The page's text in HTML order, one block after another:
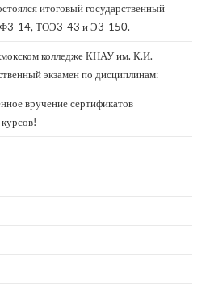
итоговый государственный
Ф3-14, ТОЭ3-43 и Э3-150.
колледже КНАУ им. К.И.
экзамен по дисциплинам:
вручение сертификатов